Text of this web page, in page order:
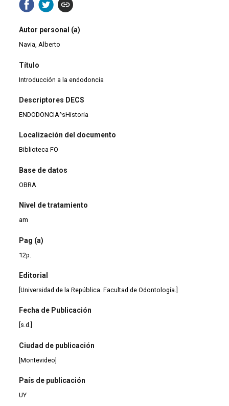
Autor personal (a)
Navia, Alberto
Título
Introducción a la endodoncia
Descriptores DECS
ENDODONCIA^sHistoria
Localización del documento
Biblioteca FO
Base de datos
OBRA
Nivel de tratamiento
am
Pag (a)
12p.
Editorial
[Universidad de la República. Facultad de Odontología.]
Fecha de Publicación
[s.d.]
Ciudad de publicación
[Montevideo]
País de publicación
UY